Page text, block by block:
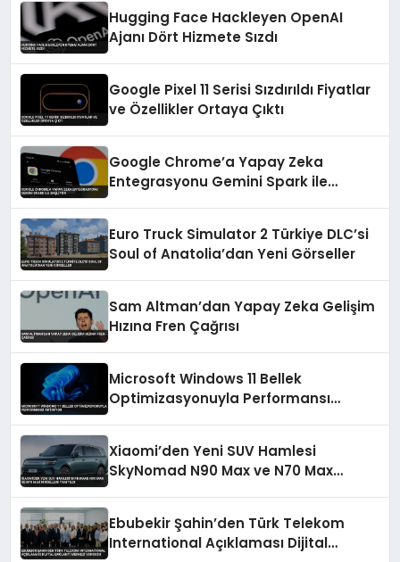
Hugging Face Hackleyen OpenAI
Ajanı Dört Hizmete Sızdı
Google Pixel 11 Serisi Sızdırıldı Fiyatlar
ve Özellikler Ortaya Çıktı
Google Chrome’a Yapay Zeka
Entegrasyonu Gemini Spark ile
Euro Truck Simulator 2 Türkiye DLC’si
Soul of Anatolia’dan Yeni Görseller
Sam Altman’dan Yapay Zeka Gelişim
Hızına Fren Çağrısı
Microsoft Windows 11 Bellek
Optimizasyonuyla Performansı
Xiaomi’den Yeni SUV Hamlesi
SkyNomad N90 Max ve N70 Max
Ebubekir Şahin’den Türk Telekom
International Açıklaması Dijital